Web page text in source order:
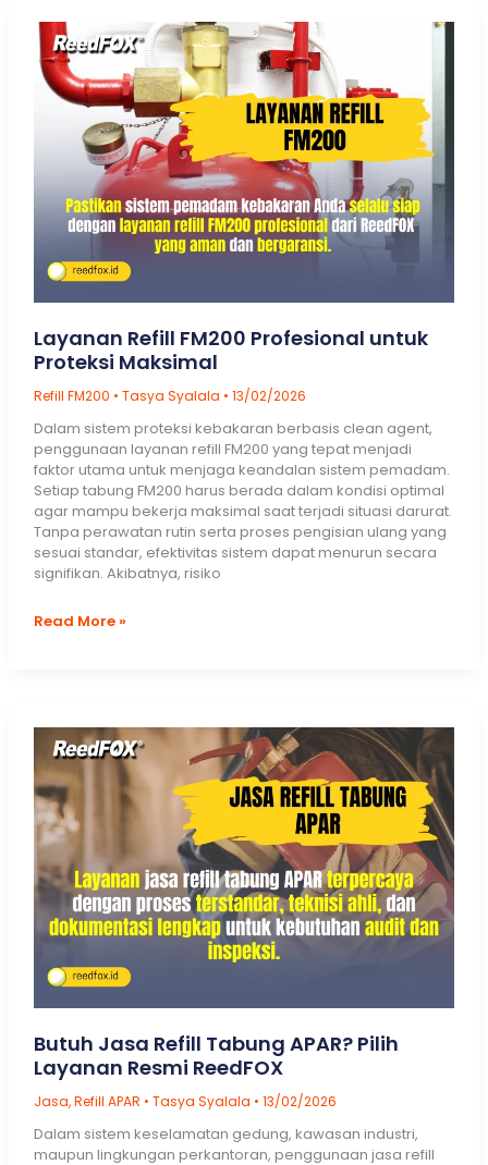
Layanan Refill FM200 Profesional untuk
Proteksi Maksimal
Refill FM200 • Tasya Syalala • 13/02/2026
Dalam sistem proteksi kebakaran berbasis clean agent,
penggunaan layanan refill FM200 yang tepat menjadi
faktor utama untuk menjaga keandalan sistem pemadam.
Setiap tabung FM200 harus berada dalam kondisi optimal
agar mampu bekerja maksimal saat terjadi situasi darurat.
Tanpa perawatan rutin serta proses pengisian ulang yang
sesuai standar, efektivitas sistem dapat menurun secara
signifikan. Akibatnya, risiko
Layanan
Proteksi
Maksimal
Read More »
Butuh Jasa Refill Tabung APAR? Pilih
Layanan Resmi ReedFOX
Jasa,Refill APAR • Tasya Syalala • 13/02/2026
Dalam sistem keselamatan gedung, kawasan industri,
maupun lingkungan perkantoran, penggunaan jasa refill